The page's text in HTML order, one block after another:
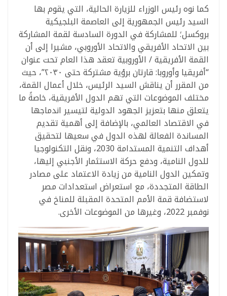
كما نوه رئيس الوزراء للزيارة الحالية، التي يقوم بها
السيد رئيس الجمهورية إلى العاصمة البلجيكية
بروكسل؛ للمشاركة في الدورة السادسة لقمة المشاركة
بين الاتحاد الأفريقي والاتحاد الأوروبي، مشيرا إلى أن
القمة الأفريقية / الأوروبية تعقد هذا العام تحت عنوان
“أفريقيا وأوروبا: قارتان برؤية مشتركة حتى ٢٠٣٠”، حيث
من المقرر أن يناقش السيد الرئيس، خلال أعمال القمة،
مختلف الموضوعات التي تهم الدول الأفريقية، خاصةً ما
يتعلق منها بتعزيز الجهود الدولية لتيسير اندماجها
في الاقتصاد العالمي، بالإضافة إلى أهمية تقديم
المساندة الفعالة لهذه الدول في سعيها لتحقيق
أهداف التنمية المستدامة 2030، ونقل التكنولوجيا
للدول النامية، ودفع حركة الاستثمار الأجنبي إليها،
وتمكين الدول النامية من زيادة الاعتماد على مصادر
الطاقة المتجددة، مع استعراض استعدادات مصر
لاستضافة قمة الأمم المتحدة المقبلة للمناخ في
نوفمبر 2022، وغيرها من الموضوعات الأخرى.